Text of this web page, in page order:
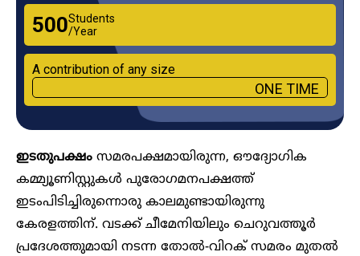
₹500Students
/Year
A contribution of any size
ONE TIME
ഇടതുപക്ഷം സമരപക്ഷമായിരുന്ന, ഔദ്യോഗിക
കമ്മ്യൂണിസ്റ്റുകൾ പുരോഗമനപക്ഷത്ത്
ഇടംപിടിച്ചിരുന്നൊരു കാലമുണ്ടായിരുന്നു
കേരളത്തിന്. വടക്ക് ചീമേനിയിലും ചെറുവത്തൂർ
പ്രദേശത്തുമായി നടന്ന തോൽ-വിറക് സമരം മുതൽ